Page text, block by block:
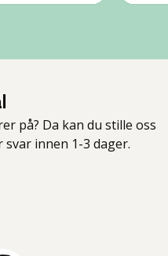
på? Da kan du stille oss
innen 1-3 dager.